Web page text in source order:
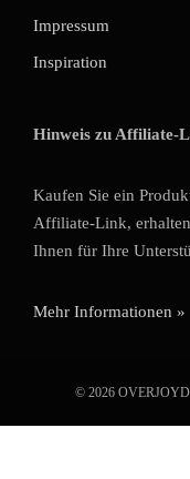
Impressum
Inspiration
Hinweis zu Affiliate-
Kaufen Sie ein
Affiliate-Link,
Ihnen für Ihre
Mehr Informationen »
© 2026